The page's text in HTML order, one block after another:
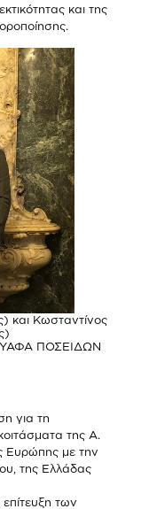
και της
και Κωσταντίνος
ΥΑΦΑ ΠΟΣΕΙΔΩΝ
για τη
της Α.
Ευρώπης με την
της Ελλάδας
των